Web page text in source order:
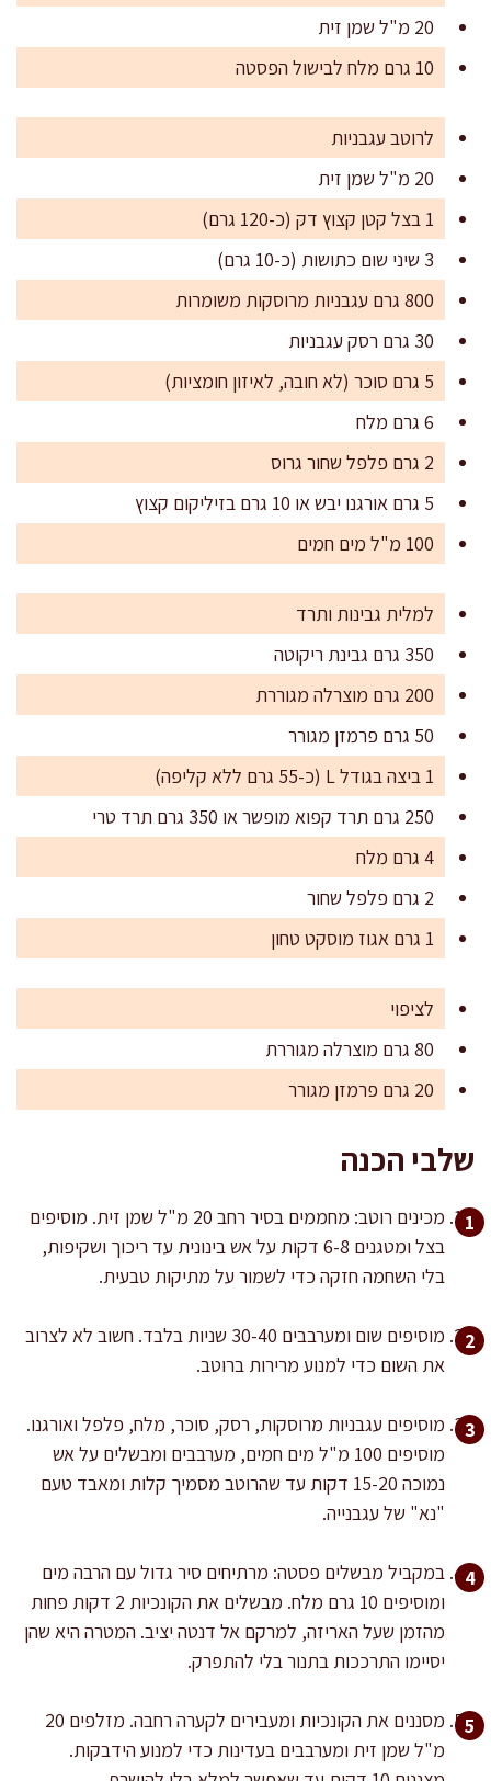
20 מ"ל שמן זית
10 גרם מלח לבישול הפסטה
לרוטב עגבניות
20 מ"ל שמן זית
1 בצל קטן קצוץ דק (כ-120 גרם)
3 שיני שום כתושות (כ-10 גרם)
800 גרם עגבניות מרוסקות משומרות
30 גרם רסק עגבניות
5 גרם סוכר (לא חובה, לאיזון חומציות)
6 גרם מלח
2 גרם פלפל שחור גרוס
5 גרם אורגנו יבש או 10 גרם בזיליקום קצוץ
100 מ"ל מים חמים
למלית גבינות ותרד
350 גרם גבינת ריקוטה
200 גרם מוצרלה מגוררת
50 גרם פרמזן מגורר
1 ביצה בגודל L (כ-55 גרם ללא קליפה)
250 גרם תרד קפוא מופשר או 350 גרם תרד טרי
4 גרם מלח
2 גרם פלפל שחור
1 גרם אגוז מוסקט טחון
לציפוי
80 גרם מוצרלה מגוררת
20 גרם פרמזן מגורר
שלבי הכנה
מכינים רוטב: מחממים בסיר רחב 20 מ"ל שמן זית. מוסיפים
בצל ומטגנים 6-8 דקות על אש בינונית עד ריכוך ושקיפות,
בלי השחמה חזקה כדי לשמור על מתיקות טבעית.
מוסיפים שום ומערבבים 30-40 שניות בלבד. חשוב לא לצרוב
את השום כדי למנוע מרירות ברוטב.
מוסיפים עגבניות מרוסקות, רסק, סוכר, מלח, פלפל ואורגנו.
מוסיפים 100 מ"ל מים חמים, מערבבים ומבשלים על אש
נמוכה 15-20 דקות עד שהרוטב מסמיך קלות ומאבד טעם
"נא" של עגבנייה.
במקביל מבשלים פסטה: מרתיחים סיר גדול עם הרבה מים
ומוסיפים 10 גרם מלח. מבשלים את הקונכיות 2 דקות פחות
מהזמן שעל האריזה, למרקם אל דנטה יציב. המטרה היא שהן
יסיימו התרככות בתנור בלי להתפרק.
מסננים את הקונכיות ומעבירים לקערה רחבה. מזלפים 20
מ"ל שמן זית ומערבבים בעדינות כדי למנוע הידבקות.